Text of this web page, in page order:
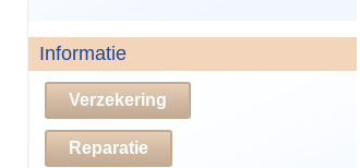
Informatie
Verzekering
Reparatie